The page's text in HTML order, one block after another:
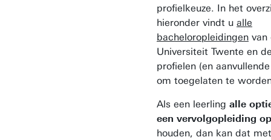
profielkeuze. In het
hieronder vindt u alle
bacheloropleidingen van
Universiteit Twente en
profielen (en
om toegelaten te
Als een leerling alle
een vervolgopleiding
houden, dan kan dat